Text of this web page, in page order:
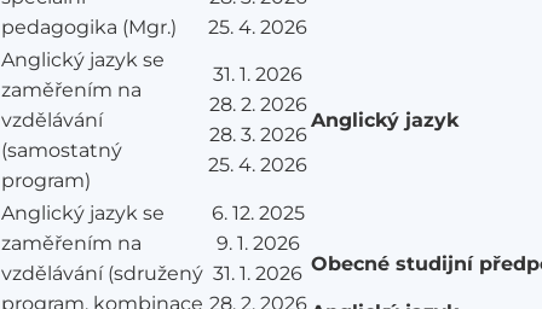
pedagogika (Mgr.)
25. 4. 2026
Anglický jazyk se
zaměřením na
vzdělávání
(samostatný
program)
31. 1. 2026
28. 2. 2026
28. 3. 2026
25. 4. 2026
Anglický jazyk
Anglický jazyk se
zaměřením na
vzdělávání (sdružený
program, kombinace
6. 12. 2025
9. 1. 2026
31. 1. 2026
28. 2. 2026
Obecné studijní